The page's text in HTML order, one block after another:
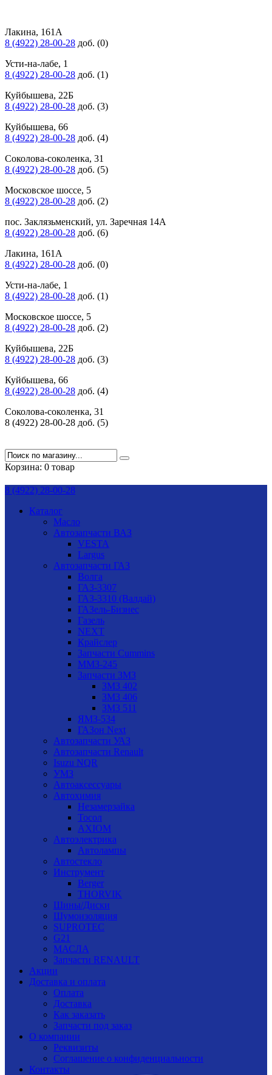
Лакина, 161А
8 (4922) 28-00-28 доб. (0)
Усти-на-лабе, 1
8 (4922) 28-00-28 доб. (1)
Куйбышева, 22Б
8 (4922) 28-00-28 доб. (3)
Куйбышева, 66
8 (4922) 28-00-28 доб. (4)
Соколова-соколенка, 31
8 (4922) 28-00-28 доб. (5)
Московское шоссе, 5
8 (4922) 28-00-28 доб. (2)
пос. Заклязьменский, ул. Заречная 14А
8 (4922) 28-00-28 доб. (6)
Лакина, 161А
8 (4922) 28-00-28 доб. (0)
Усти-на-лабе, 1
8 (4922) 28-00-28 доб. (1)
Московское шоссе, 5
8 (4922) 28-00-28 доб. (2)
Куйбышева, 22Б
8 (4922) 28-00-28 доб. (3)
Куйбышева, 66
8 (4922) 28-00-28 доб. (4)
Соколова-соколенка, 31
8 (4922) 28-00-28 доб. (5)
Корзина: 0 товар
8 (4922) 28-00-28
Каталог
Масло
Автозапчасти ВАЗ
VESTA
Largus
Автозапчасти ГАЗ
Волга
ГАЗ-3307
ГАЗ-3310 (Валдай)
ГАЗель-Бизнес
Газель
NEXT
Крайслер
Запчасти Cummins
ММЗ-245
Запчасти ЗМЗ
ЗМЗ 402
ЗМЗ 406
ЗМЗ 511
ЯМЗ-534
ГАЗон Next
Автозапчасти УАЗ
Автозапчасти Renault
Isuzu NQR
УМЗ
Автоаксессуары
Автохимия
Незамерзайка
Тосол
AXIOM
Автоэлектрика
Автолампы
Автостекло
Инструмент
Berger
THORVIK
Шины/Диски
Шумоизоляция
SUPROTEC
G21
МАСЛА
Запчасти RENAULT
Акции
Доставка и оплата
Оплата
Доставка
Как заказать
Запчасти под заказ
О компании
Реквизиты
Соглашение о конфиденциальности
Контакты